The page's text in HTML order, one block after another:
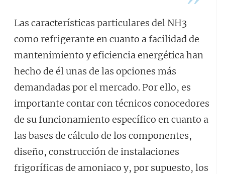
Las características particulares del NH3
como refrigerante en cuanto a facilidad de
mantenimiento y eficiencia energética han
hecho de él unas de las opciones más
demandadas por el mercado. Por ello, es
importante contar con técnicos conocedores
de su funcionamiento específico en cuanto a
las bases de cálculo de los componentes,
diseño, construcción de instalaciones
frigoríficas de amoniaco y, por supuesto, los